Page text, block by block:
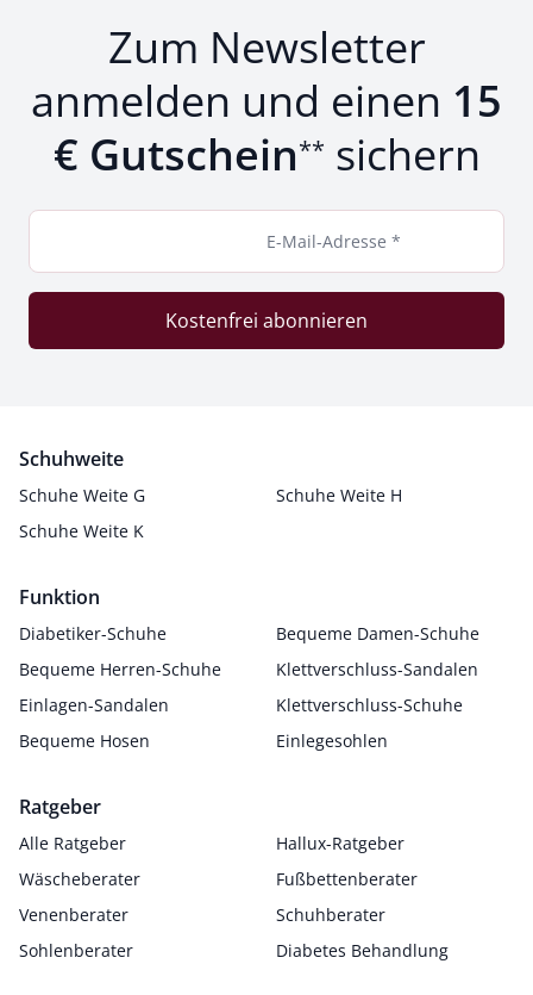
Zum Newsletter
anmelden und einen 15
€ Gutschein** sichern
E-Mail-Adresse *
Kostenfrei abonnieren
Schuhweite
Schuhe Weite G
Schuhe Weite H
Schuhe Weite K
Funktion
Diabetiker-Schuhe
Bequeme Damen-Schuhe
Bequeme Herren-Schuhe
Klettverschluss-Sandalen
Einlagen-Sandalen
Klettverschluss-Schuhe
Bequeme Hosen
Einlegesohlen
Ratgeber
Alle Ratgeber
Hallux-Ratgeber
Wäscheberater
Fußbettenberater
Venenberater
Schuhberater
Sohlenberater
Diabetes Behandlung